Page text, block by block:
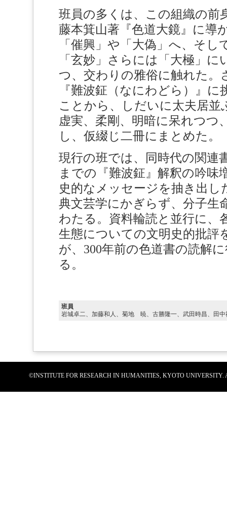
班員の多くは、この組織の前
藤本箕山著『色道大鏡』に導
「催興」や「大偽」へ、そ
「玄妙」さらには「大極」
つ、交わりの雅俗に触れた。
『難波鉦（なにわどら）』
ことから、しだいに太夫居
虚実、柔剛、明暗に呆れつつ
し、仮綴じ二冊にまとめた。
現行の班では、同時代の関連
までの『難波鉦』解釈の吟
史的なメッセージを抽き出し
典文芸学にかぎらず、分子生
わたる。資料輪読と並行に、
生態についての文明史的批
が、300年前の色道書の読解
る。
班員
岩城卓二、加藤和人、菊地 暁、古勝隆一、武田時昌、田中
©INSTITUTE FOR RESEARCH IN HUMANITIES, KYOTO